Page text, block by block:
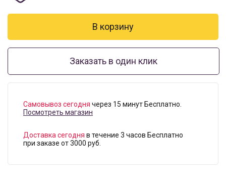
Заказать в один клик
Самовывоз сегодня через 15 минут Бесплатно.
Посмотреть магазин
Доставка сегодня в течение 3 часов Бесплатно
при заказе от 3000 руб.